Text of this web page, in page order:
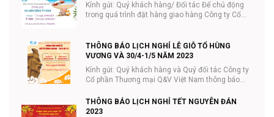
Kính gửi: Quý khách hàng/ Đối tác Để chủ động
trong quá trình đặt hàng giao hàng Công ty Cổ
THÔNG BÁO LỊCH NGHỈ LỄ GIỖ TỔ HÙNG
VƯƠNG VÀ 30/4-1/5 NĂM 2023
Kính gửi: Quý khách hàng và Quý đối tác Công ty
Cổ phần Thương mại Q&V Việt Nam thông báo
THÔNG BÁO LỊCH NGHỈ TẾT NGUYÊN ĐÁN
2023